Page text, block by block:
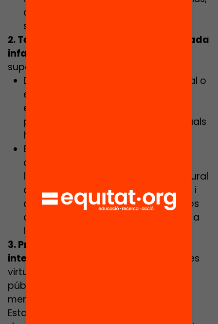
d’esport, d’acollida i suport i de
socialització comuns.
2. Tenir cura del vincle afectiu entre cada
infant i la seva biblioteca
suposaria:
Dissenyar una nova acollida personal o
en petits grups més definida, més
enriquidora i propera, on cada nom
propi té vital importància i on els rituals
hi haurien de ser presents.
Elaborar propostes estimulants i
continuades al voltant de la lectura,
l’aprenentatge i la dinamització cultural
al llarg de tot l’estiu –si fos possible- i
del temps amb l’objectiu d’arrelar-los
de nou a la seva biblioteca pública i a
la seva comunitat.
3. Promoure parelles de lectura
intergeneracionals
a través de les eines
virtuals de què disposa la biblioteca
pública i les institucions que l’emparen,
mentre no puguin ser presencials.
Establir aquesta relació humanitzadora